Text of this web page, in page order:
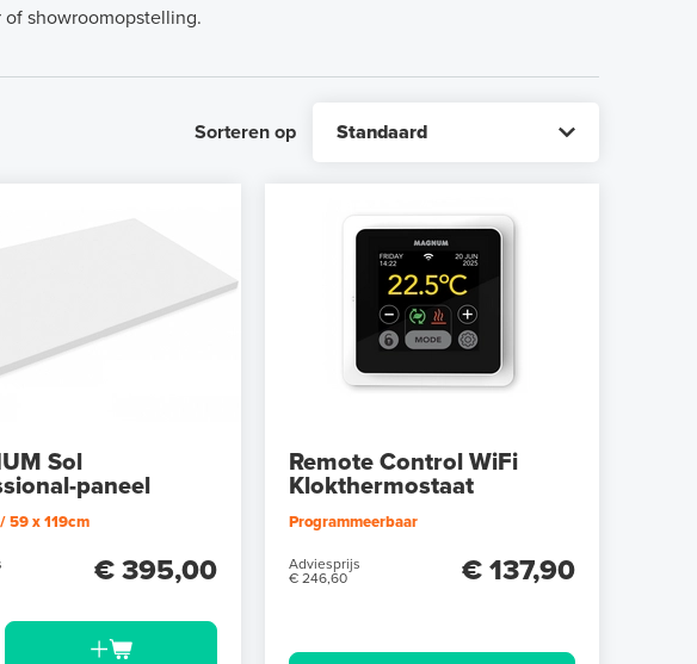
showroomopstelling.
Sorteren op
Sol
paneel
59 x 119cm
€ 395,00
Remote Control WiFi
Klokthermostaat
Programmeerbaar
Adviesprijs
€ 246,60
€ 137,90